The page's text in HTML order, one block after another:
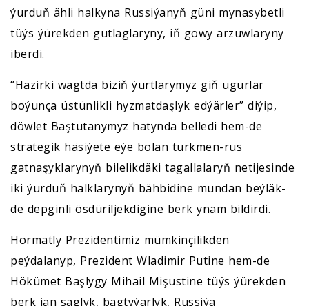
ýurduň ähli halkyna Russiýanyň güni mynasybetli
tüýs ýürekden gutlaglaryny, iň gowy arzuwlaryny
iberdi.
“Häzirki wagtda biziň ýurtlarymyz giň ugurlar
boýunça üstünlikli hyzmatdaşlyk edýärler” diýip,
döwlet Baştutanymyz hatynda belledi hem-de
strategik häsiýete eýe bolan türkmen-rus
gatnaşyklarynyň bilelikdäki tagallalaryň netijesinde
iki ýurduň halklarynyň bähbidine mundan beýläk-
de depginli ösdüriljekdigine berk ynam bildirdi.
Hormatly Prezidentimiz mümkinçilikden
peýdalanyp, Prezident Wladimir Putine hem-de
Hökümet Başlygy Mihail Mişustine tüýs ýürekden
berk jan saglyk, bagtyýarlyk, Russiýa